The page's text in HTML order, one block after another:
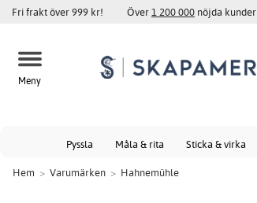
Fri frakt över 999 kr! Över1 200 000 nöjda kunder
Meny
Pyssla Måla & rita Sticka & virka
Hem > Varumärken > Hahnemühle